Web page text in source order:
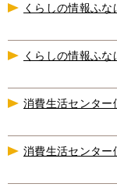
くらしの情報ふ
くらしの情報ふな
消費生活センタ
消費生活センタ